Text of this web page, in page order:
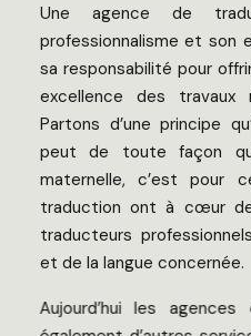
Une agence de
professionnalisme et son
sa responsabilité pour
excellence des travaux
Partons d’une principe
peut de toute façon
maternelle, c’est pour
traduction ont à cœur
traducteurs
et de la langue concernée.
Aujourd’hui les